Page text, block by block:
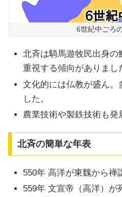
6世紀中ごろ
北斉は騎馬遊牧民出身
重視する傾向がありまし
文化的には仏教が盛ん。
した。
農業技術や製鉄技術も発
北斉の簡単な年表
550年 高洋が東魏から禅
559年 文宣帝（高洋）が